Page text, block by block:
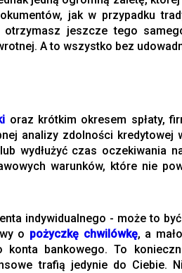
jak w przypadku
jeszcze tego
A to wszystko bez
oraz krótkim okresem spłaty,
analizy zdolności kredytowej
wydłużyć czas oczekiwania
warunków, które nie
indywidualnego - może to
o pożyczkę chwilówkę, a
bankowego. To
trafią jedynie do Ciebie.